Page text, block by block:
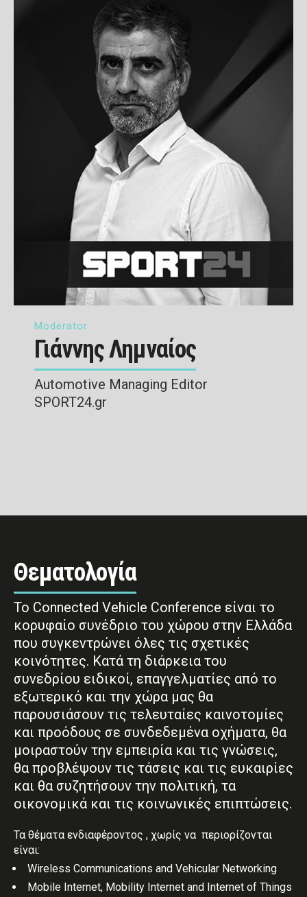
Moderator
Γιάννης Λημναίος
Automotive Managing Editor
SPORT24.gr
Θεματολογία
Το Connected Vehicle Conference είναι το
κορυφαίο συνέδριο του χώρου στην Ελλάδα
που συγκεντρώνει όλες τις σχετικές
κοινότητες. Κατά τη διάρκεια του
συνεδρίου ειδικοί, επαγγελματίες από το
εξωτερικό και την χώρα μας θα
παρουσιάσουν τις τελευταίες καινοτομίες
και προόδους σε συνδεδεμένα οχήματα, θα
μοιραστούν την εμπειρία και τις γνώσεις,
θα προβλέψουν τις τάσεις και τις ευκαιρίες
και θα συζητήσουν την πολιτική, τα
οικονομικά και τις κοινωνικές επιπτώσεις.
Τα θέματα ενδιαφέροντος , χωρίς να περιορίζονται
είναι:
Wireless Communications and Vehicular Networking
Mobile Internet, Mobility Internet and Internet of Things